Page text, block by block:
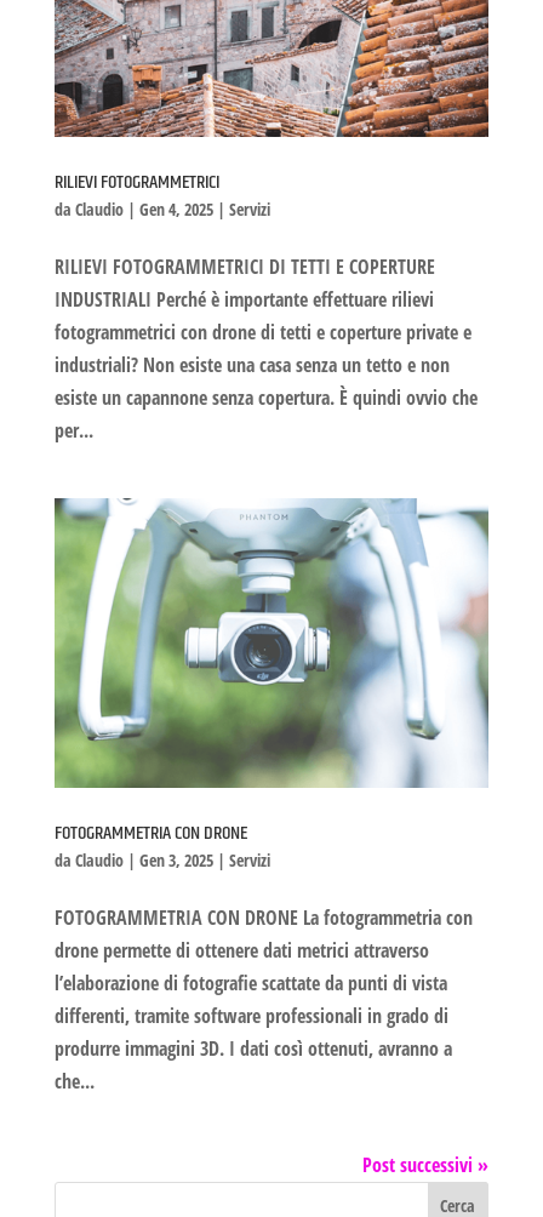
RILIEVI FOTOGRAMMETRICI
da Claudio| Gen 4, 2025| Servizi
RILIEVI FOTOGRAMMETRICI DI TETTI E COPERTURE
INDUSTRIALI Perché è importante effettuare rilievi
fotogrammetrici con drone di tetti e coperture private e
industriali? Non esiste una casa senza un tetto e non
esiste un capannone senza copertura. È quindi ovvio che
per...
FOTOGRAMMETRIA CON DRONE
da Claudio| Gen 3, 2025| Servizi
FOTOGRAMMETRIA CON DRONE La fotogrammetria con
drone permette di ottenere dati metrici attraverso
l’elaborazione di fotografie scattate da punti di vista
differenti, tramite software professionali in grado di
produrre immagini 3D. I dati così ottenuti, avranno a
che...
Post successivi »